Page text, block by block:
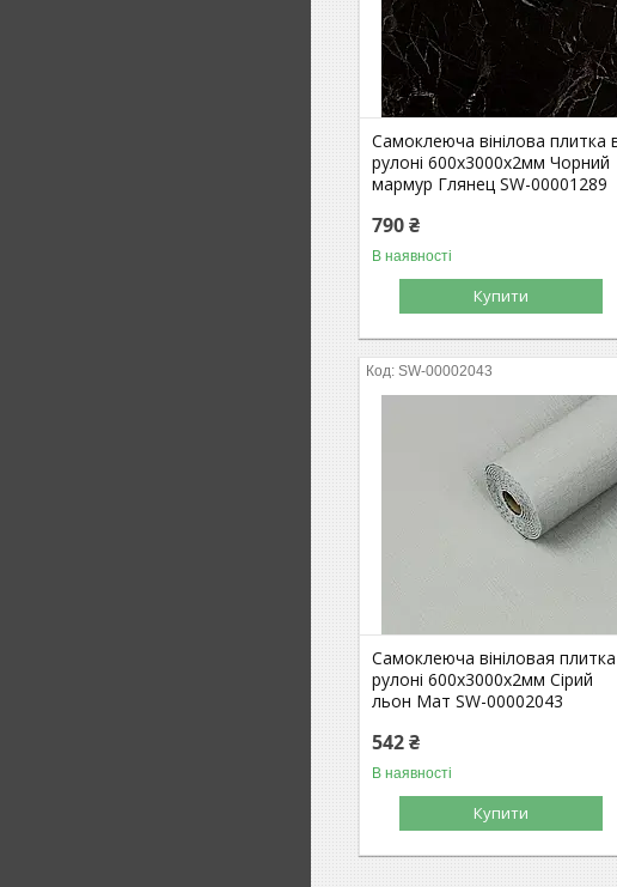
Самоклеюча вінілова плитка
рулоні 600х3000х2мм Чорний
мармур Глянец SW-00001289
790 ₴
В наявності
Купити
SW-00002043
Самоклеюча вініловая
рулоні 600х3000х2мм Сірий
льон Мат SW-00002043
542 ₴
В наявності
Купити